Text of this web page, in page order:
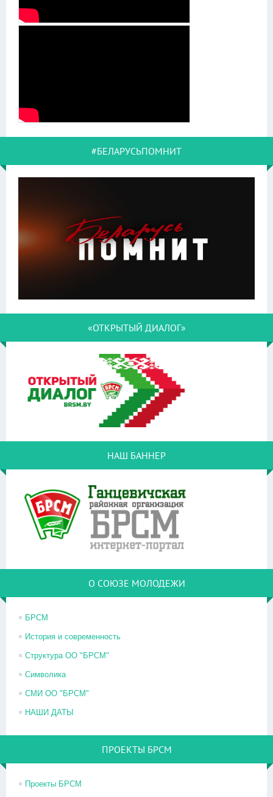
#БЕЛАРУСЬПОМНИТ
«ОТКРЫТЫЙ ДИАЛОГ»
НАШ БАННЕР
О СОЮЗЕ МОЛОДЕЖИ
БРСМ
История и современность
Структура ОО "БРСМ"
Символика
СМИ ОО "БРСМ"
НАШИ ДАТЫ
ПРОЕКТЫ БРСМ
Проекты БРСМ